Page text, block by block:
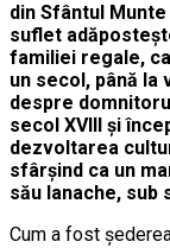
din Sfântul
suflet
familiei regale,
un secol, până
despre
secol XVIII şi
dezvoltarea
sfârşind ca un
său Ianache, sub
Cum a fost